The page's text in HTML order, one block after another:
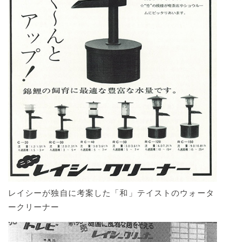
レイシーが独自に考案した「和」テイストのウォータ
ークリーナー